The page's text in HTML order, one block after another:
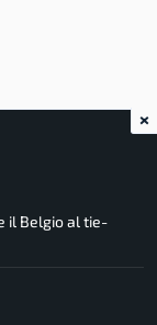
il Belgio al tie-
×